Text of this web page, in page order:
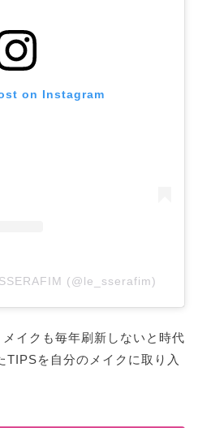
on Instagram
(@le_sserafim)
イクも毎年刷新しないと時代
TIPSを自分のメイクに取り入